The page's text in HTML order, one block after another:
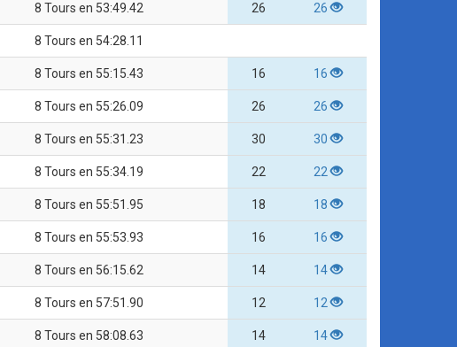
8 Tours en 53:49.42 26 26
8 Tours en 54:28.11
8 Tours en 55:15.43 16 16
8 Tours en 55:26.09 26 26
8 Tours en 55:31.23 30 30
8 Tours en 55:34.19 22 22
8 Tours en 55:51.95 18 18
8 Tours en 55:53.93 16 16
8 Tours en 56:15.62 14 14
8 Tours en 57:51.90 12 12
8 Tours en 58:08.63 14 14